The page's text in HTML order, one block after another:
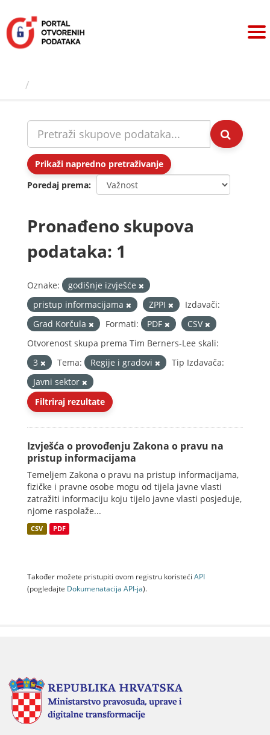
sadržaj
Prikaži napredno pretraživanje
Poredaj prema
Pronađeno skupova
podataka: 1
Oznake:
godišnje izvješće
pristup informacijama
ZPPI
Izdavači:
Grad Korčula
Formati: PDF
CSV
Otvorenost skupa prema Tim Berners-Lee skali:
3
Tema: Regije i gradovi
Tip Izdavača:
Javni sektor
Filtriraj rezultate
Izvješća o provođenju Zakona o pravu na
pristup informacijama
Temeljem Zakona o pravu na pristup informacijama,
fizičke i pravne osobe mogu od tijela javne vlasti
zatražiti informaciju koju tijelo javne vlasti posjeduje,
njome raspolaže...
CSV PDF
Također možete pristupiti ovom registru koristeći API
(pogledajte Dokumenаtаcijа API-jа).